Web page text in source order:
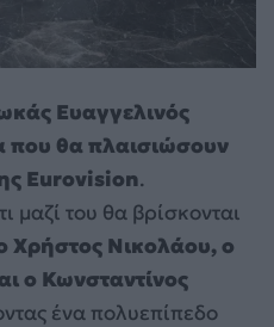
Ευαγγελινός
θα πλαισιώσουν
Eurovision.
μαζί του θα βρίσκονται
Χρήστος Νικολάου, ο
ο Κωνσταντίνος
ένα πολυεπίπεδο